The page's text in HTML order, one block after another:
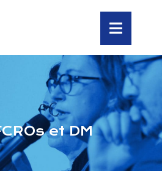
et DM